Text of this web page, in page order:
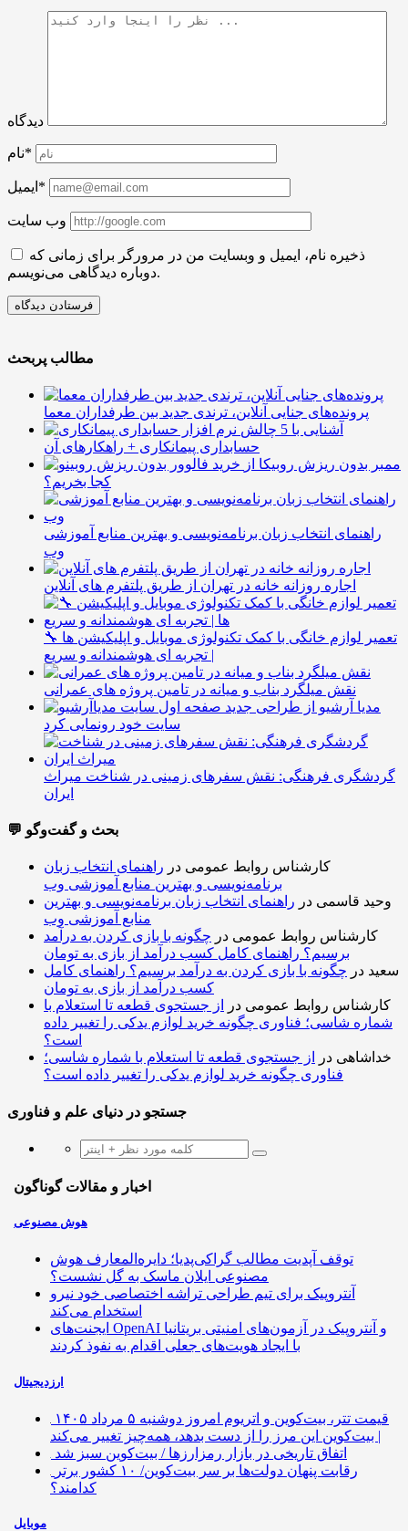
دیدگاه
نام*
ایمیل*
وب سایت
ذخیره نام، ایمیل و وبسایت من در مرورگر برای زمانی که
دوباره دیدگاهی می‌نویسم.
مطالب پربحث
پرونده‌های جنایی آنلاین، ترندی جدید بین طرفداران معما
آشنایی با 5 چالش
حسابداری پیمانکاری + راهکارهای آن
ممبر بدون ریزش روبیکا از
کجا بخریم؟
راهنمای انتخاب زبان برنامه‌نویسی و بهترین منابع آموزشی
وب
اجاره روزانه خانه در تهران از طریق پلتفرم های آنلاین
🔧 تعمیر لوازم خانگی با کمک تکنولوژی موبایل و اپلیکیشن ها
| تجربه ای هوشمندانه و سریع
نقش میلگرد بناب و میانه در تامین پروژه های عمرانی
مدیا آرشیو از طراحی جدید
سایت خود رونمایی کرد
گردشگری فرهنگی: نقش سفرهای زمینی در شناخت میراث
ایران
💬 بحث و گفت‌وگو
کارشناس روابط عمومی در راهنمای انتخاب زبان
برنامه‌نویسی و بهترین منابع آموزشی وب
وحید قاسمی در راهنمای انتخاب زبان برنامه‌نویسی و بهترین
منابع آموزشی وب
کارشناس روابط عمومی در چگونه با بازی کردن به درآمد
برسیم؟ راهنمای کامل کسب درآمد از بازی به تومان
سعید در چگونه با بازی کردن به درآمد برسیم؟ راهنمای کامل
کسب درآمد از بازی به تومان
کارشناس روابط عمومی در
از جستجوی قطعه تا استعلام با
شماره شاسی؛ فناوری چگونه خرید لوازم یدکی را تغییر داده
است؟
خداشاهی در
از جستجوی قطعه تا استعلام با شماره شاسی؛
فناوری چگونه خرید لوازم یدکی را تغییر داده است؟
جستجو در دنیای علم و فناوری
اخبار و مقالات گوناگون
هوش مصنوعی
توقف آپدیت مطالب گراکی‌پدیا؛ دایره‌المعارف هوش
مصنوعی ایلان ماسک به گل نشست؟
آنتروپیک برای تیم طراحی تراشه اختصاصی خود نیرو
استخدام می‌کند
ایجنت‌های OpenAI و آنتروپیک در آزمون‌های امنیتی بریتانیا
با ایجاد هویت‌های جعلی اقدام به نفوذ کردند
ارزدیجیتال
قیمت تتر، بیت‌کوین و اتریوم امروز دوشنبه ۵ مرداد ۱۴۰۵
| بیت‌کوین این مرز را از دست بدهد، همه‌چیز تغییر می‌کند
اتفاق تاریخی در بازار رمزارزها / بیت‌کوین سبز شد
رقابت پنهان دولت‌ها بر سر بیت‌کوین/ ۱۰ کشور برتر
کدامند؟
موبایل